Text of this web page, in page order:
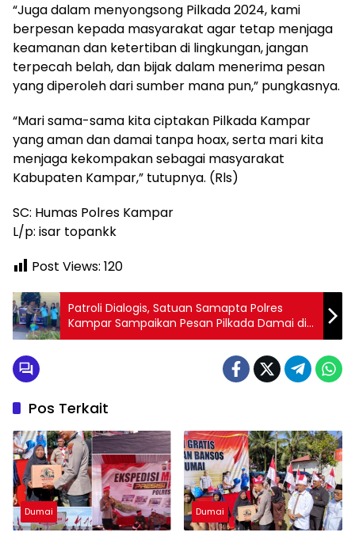
“Juga dalam menyongsong Pilkada 2024, kami
berpesan kepada masyarakat agar tetap menjaga
keamanan dan ketertiban di lingkungan, jangan
terpecah belah, dan bijak dalam menerima pesan
yang diperoleh dari sumber mana pun,” pungkasnya.
“Mari sama-sama kita ciptakan Pilkada Kampar
yang aman dan damai tanpa hoax, serta mari kita
menjaga kekompakan sebagai masyarakat
Kabupaten Kampar,” tutupnya. (Rls)
SC: Humas Polres Kampar
L/p: isar topankk
Post Views: 120
Patroli Dialogis, Satuan Samapta Polres
Kampar Sampaikan Pesan Pilkada Damai di
Muara Uwai
Pos Terkait
Dumai Dumai